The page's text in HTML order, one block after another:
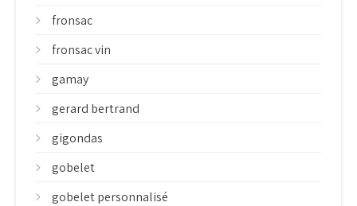
fronsac
fronsac vin
gamay
gerard bertrand
gigondas
gobelet
gobelet personnalisé